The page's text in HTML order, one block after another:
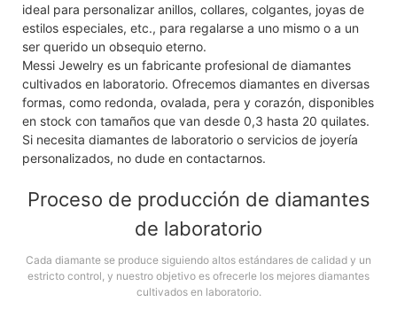
ideal para personalizar anillos, collares, colgantes, joyas de
estilos especiales, etc., para regalarse a uno mismo o a un
ser querido un obsequio eterno.
Messi Jewelry es un fabricante profesional de diamantes
cultivados en laboratorio. Ofrecemos diamantes en diversas
formas, como redonda, ovalada, pera y corazón, disponibles
en stock con tamaños que van desde 0,3 hasta 20 quilates.
Si necesita diamantes de laboratorio o servicios de joyería
personalizados, no dude en contactarnos.
Proceso de producción de diamantes
de laboratorio
Cada diamante se produce siguiendo altos estándares de calidad y un
estricto control, y nuestro objetivo es ofrecerle los mejores diamantes
cultivados en laboratorio.